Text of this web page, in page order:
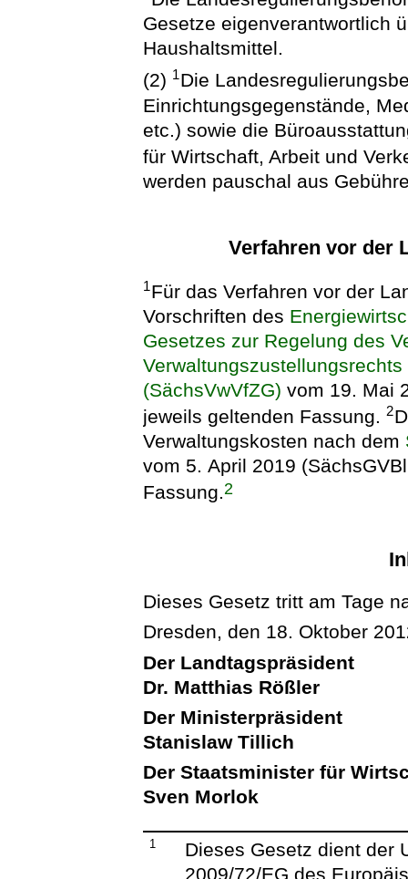
Gesetze eigenverantwortlich
Haushaltsmittel.
(2) 1Die
Einrichtungsgegenstände,
etc.) sowie die
für Wirtschaft, Arbeit und
werden pauschal aus
Verfahren vor der
1Für das Verfahren vor der
Vorschriften des
Gesetzes zur Regelung des
(SächsVwVfZG) vom 19. Mai
jeweils geltenden Fassung.2
Verwaltungskosten nach dem
vom 5. April 2019
Fassung.2
Dieses Gesetz tritt am Tage
Dresden, den 18. Oktober
Der Landtagspräsident
Dr. Matthias Rößler
Der Ministerpräsident
Stanislaw Tillich
Der Staatsminister für
Sven Morlok
1
Dieses Gesetz dient der
2009/72/EG des